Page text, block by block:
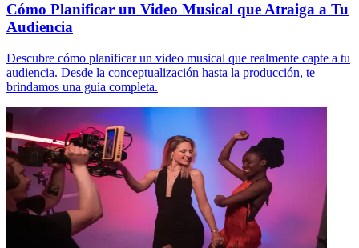
Cómo Planificar un Video Musical que Atraiga a Tu
Audiencia
Descubre cómo planificar un video musical que realmente capte a tu
audiencia. Desde la conceptualización hasta la producción, te
brindamos una guía completa.